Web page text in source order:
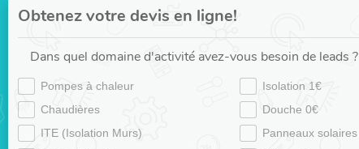
Obtenez votre devis en ligne!
Dans quel domaine d'activité avez-vous besoin de leads ?
Pompes à chaleur
Isolation 1€
Chaudières
Douche 0€
ITE (Isolation Murs)
Panneaux solaires